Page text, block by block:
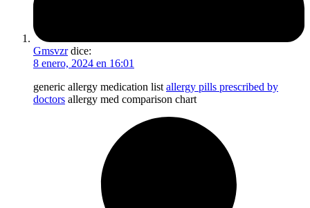
Gmsvzr dice:
8 enero, 2024 en 16:01
generic allergy medication list allergy pills prescribed by
doctors allergy med comparison chart